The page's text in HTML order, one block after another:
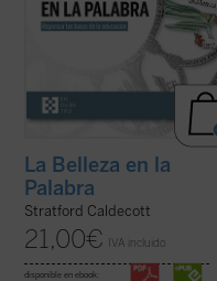
La Belleza en la
Palabra
Stratford Caldecott
21,00€ IVA incluido
disponible en ebook: